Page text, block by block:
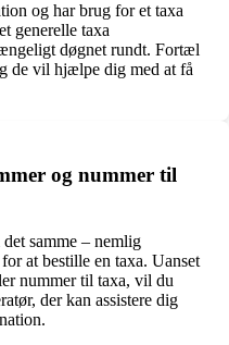
og har brug for et taxa
generelle taxa
døgnet rundt. Fortæl
de vil hjælpe dig med at få
og nummer til
samme – nemlig
at bestille en taxa. Uanset
nummer til taxa, vil du
der kan assistere dig